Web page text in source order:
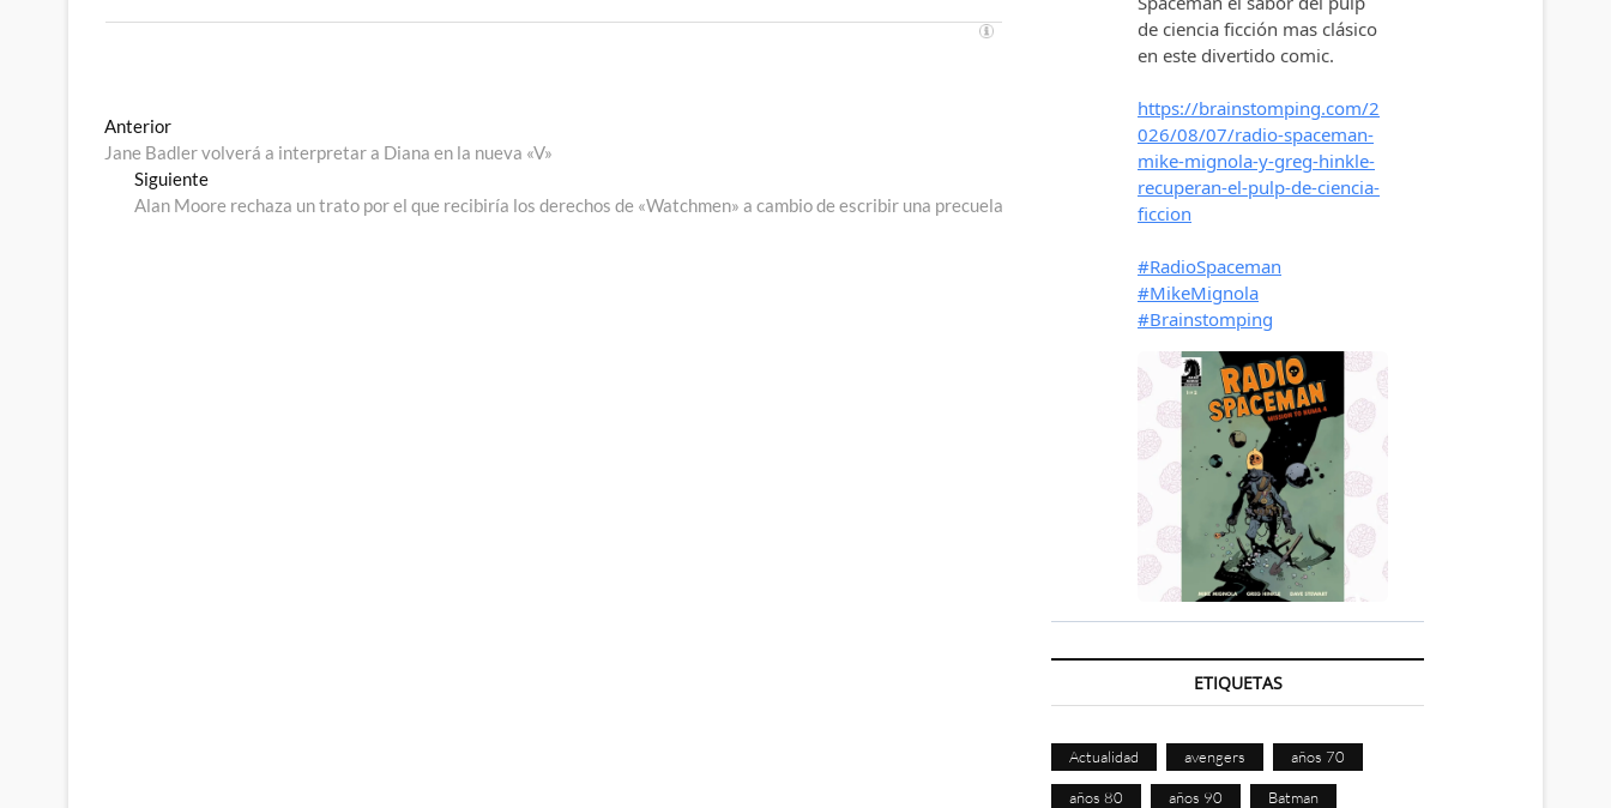
Navegación
de
entradas
AnteriorEntrada
anterior:
Jane Badler volverá a interpretar a Diana en la nueva «V»
SiguienteEntrada
siguiente:
Alan Moore rechaza un trato por el que recibiría los derechos de «Watchmen» a cambio de escribir una precuela
ETIQUETAS
Actualidad avengers años 70
años 80 años 90 Batman